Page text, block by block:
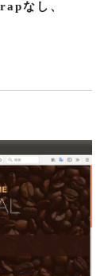
なし、